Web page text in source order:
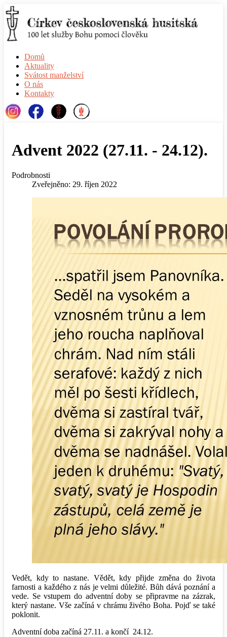
Domů
Aktuality
Svátost manželství
O nás
Kontakty
Advent 2022 (27.11. - 24.12).
Podrobnosti
Zveřejněno: 29. říjen 2022
Vedět, kdy to nastane. Vědět, kdy přijde změna do života
farnosti a každého z nás je velmi důležité. Bůh dává poznání a
vede. Se vstupem do adventní doby se připravme na zázrak,
který nastane. Vše začíná v chrámu živého Boha. Pojď se také
poklonit.
Adventní doba začíná 27.11. a končí 24.12.